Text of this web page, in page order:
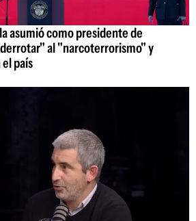
asumió como presidente de
al "narcoterrorismo" y
país